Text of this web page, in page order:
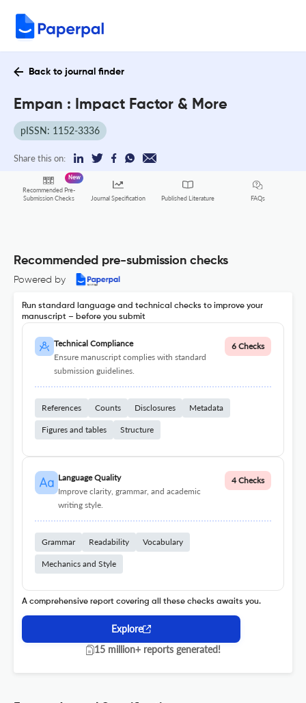
Back to journal finder
Empan : Impact Factor & More
pISSN: 1152-3336
Share this on:
Recommended Pre-
Submission Checks
New
Journal Specification Published Literature FAQs
Recommended pre-submission checks
Powered by
Run standard language and technical checks to improve your
manuscript – before you submit
Technical Compliance
Ensure manuscript complies with standard
submission guidelines.
6 Checks
References Counts Disclosures Metadata
Figures and tables Structure
Language Quality
Improve clarity, grammar, and academic
writing style.
4 Checks
Grammar Readability Vocabulary
Mechanics and Style
A comprehensive report covering all these checks awaits you.
Explore
15 million+ reports generated!